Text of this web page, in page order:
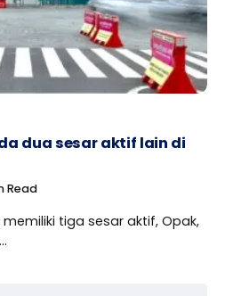
dua sesar aktif lain di
Read
tiga sesar aktif, Opak,